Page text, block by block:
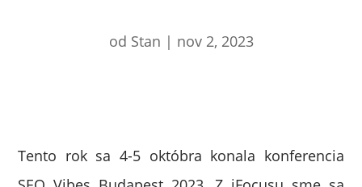
od Stan | nov 2, 2023
Tento rok sa 4-5 októbra konala konferencia